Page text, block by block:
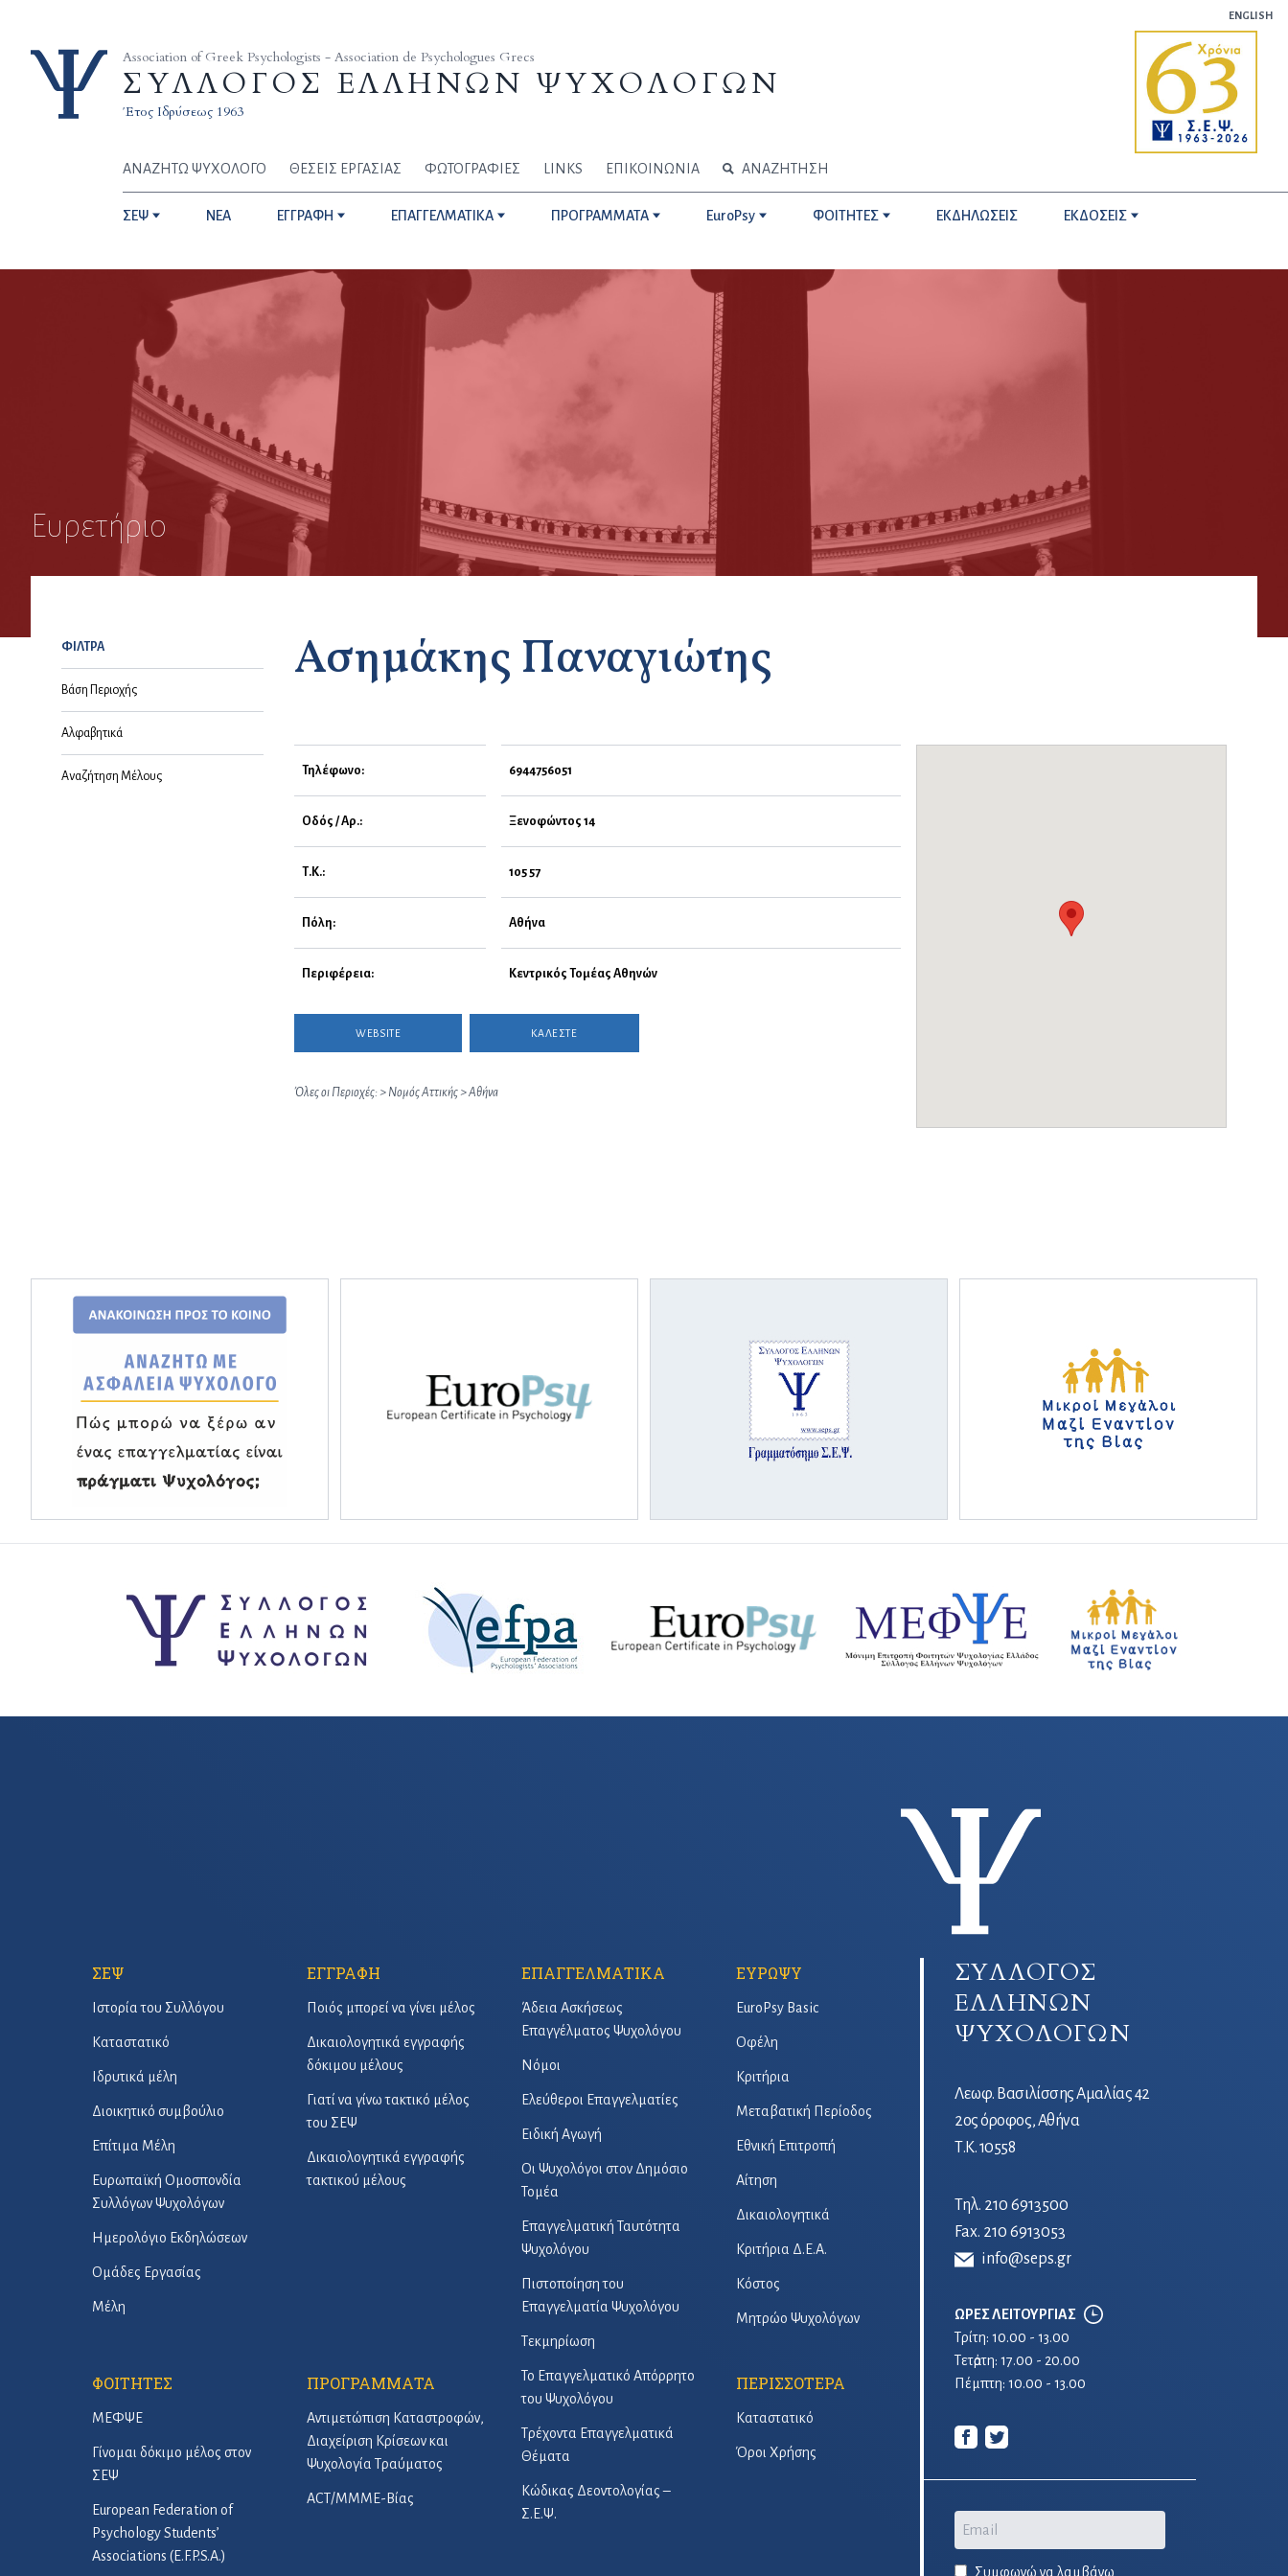
ENGLISH
Association of Greek Psychologists - Association de Psychologues Grecs
ΣΥΛΛΟΓΟΣ ΕΛΛΗΝΩΝ ΨΥΧΟΛΟΓΩΝ
Έτος Ιδρύσεως 1963
ΑΝΑΖΗΤΩ ΨΥΧΟΛΟΓΟ ΘΕΣΕΙΣ ΕΡΓΑΣΙΑΣ ΦΩΤΟΓΡΑΦΙΕΣ LINKS ΕΠΙΚΟΙΝΩΝΙΑ ΑΝΑΖΗΤΗΣΗ
ΣΕΨ NEA ΕΓΓΡΑΦΗ ΕΠΑΓΓΕΛΜΑΤΙΚΑ ΠΡΟΓΡΑΜΜΑΤΑ EuroPsy ΦΟΙΤΗΤΕΣ ΕΚΔΗΛΩΣΕΙΣ ΕΚΔΟΣΕΙΣ
Ευρετήριο
ΦΙΛΤΡΑ
Βάση Περιοχής
Αλφαβητικά
Αναζήτηση Μέλους
Ασημάκης Παναγιώτης
Τηλέφωνο: 6944756051
Οδός / Αρ.: Ξενοφώντος 14
Τ.Κ.: 105 57
Πόλη: Αθήνα
Περιφέρεια: Κεντρικός Τομέας Αθηνών
WEBSITE ΚΑΛΕΣΤΕ
Όλες οι Περιοχές:> Νομός Αττικής>Αθήνα
ΣΥΛΛΟΓΟΣ
ΕΛΛΗΝΩΝ
ΨΥΧΟΛΟΓΩΝ
Λεωφ. Βασιλίσσης Αμαλίας 42
2ος όροφος, Αθήνα
Τ.Κ. 10558
Τηλ. 210 6913500
Fax. 210 6913053
info@seps.gr
ΩΡΕΣ ΛΕΙΤΟΥΡΓΙΑΣ
Τρίτη: 10.00 - 13.00
Τετἀρτη: 17.00 - 20.00
Πέμπτη: 10.00 - 13.00
Email
Συμφωνώ να λαμβάνω
ΣΕΨ
Ιστορία του Συλλόγου
Καταστατικό
Ιδρυτικά μέλη
Διοικητικό συμβούλιο
Επίτιμα Μέλη
Ευρωπαϊκή Ομοσπονδία
Συλλόγων Ψυχολόγων
Ημερολόγιο Εκδηλώσεων
Ομάδες Εργασίας
Μέλη
ΕΓΓΡΑΦΗ
Ποιός μπορεί να γίνει μέλος
Δικαιολογητικά εγγραφής
δόκιμου μέλους
Γιατί να γίνω τακτικό μέλος
του ΣΕΨ
Δικαιολογητικά εγγραφής
τακτικού μέλους
ΕΠΑΓΓΕΛΜΑΤΙΚΑ
Άδεια Ασκήσεως
Επαγγέλματος Ψυχολόγου
Νόμοι
Ελεύθεροι Επαγγελματίες
Ειδική Αγωγή
Οι Ψυχολόγοι στον Δημόσιο
Τομέα
Επαγγελματική Ταυτότητα
Ψυχολόγου
Πιστοποίηση του
Επαγγελματία Ψυχολόγου
Τεκμηρίωση
Το Επαγγελματικό Απόρρητο
του Ψυχολόγου
Τρέχοντα Επαγγελματικά
Θέματα
Κώδικας Δεοντολογίας –
Σ.Ε.Ψ.
ΕΥΡΩΨΥ
EuroPsy Basic
Οφέλη
Κριτήρια
Μεταβατική Περίοδος
Εθνική Επιτροπή
Αίτηση
Δικαιολογητικά
Κριτήρια Δ.Ε.Α.
Κόστος
Μητρώο Ψυχολόγων
ΦΟΙΤΗΤΕΣ
ΜΕΦΨΕ
Γίνομαι δόκιμο μέλος στον
ΣΕΨ
European Federation of
Psychology Students’
Associations (E.F.P.S.A.)
ΠΡΟΓΡΑΜΜΑΤΑ
Αντιμετώπιση Καταστροφών,
Διαχείριση Κρίσεων και
Ψυχολογία Τραύματος
ACT/ΜΜΜΕ-Βίας
ΠΕΡΙΣΣΟΤΕΡΑ
Καταστατικό
Όροι Χρήσης